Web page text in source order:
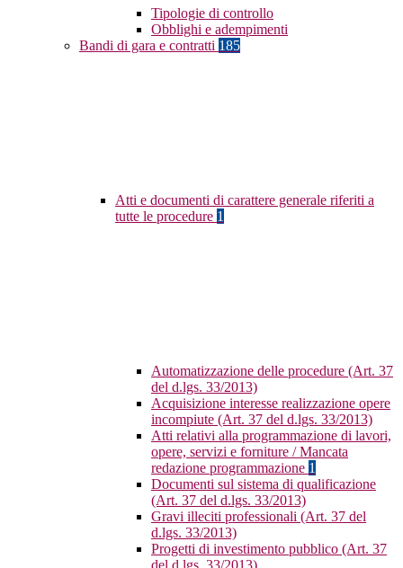
Tipologie di controllo
Obblighi e adempimenti
Bandi di gara e contratti 185
Atti e documenti di carattere generale riferiti a
tutte le procedure 1
Automatizzazione delle procedure (Art. 37
del d.lgs. 33/2013)
Acquisizione interesse realizzazione opere
incompiute (Art. 37 del d.lgs. 33/2013)
Atti relativi alla programmazione di lavori,
opere, servizi e forniture / Mancata
redazione programmazione 1
Documenti sul sistema di qualificazione
(Art. 37 del d.lgs. 33/2013)
Gravi illeciti professionali (Art. 37 del
d.lgs. 33/2013)
Progetti di investimento pubblico (Art. 37